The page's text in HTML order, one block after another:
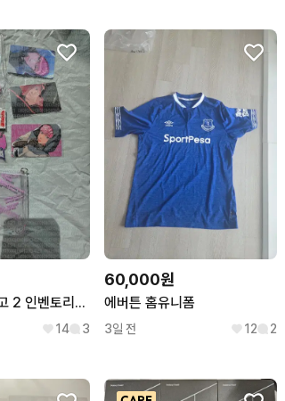
플레이브 칼리고 2 인벤토리[드볼] 앨범
14 3
60,000원
에버튼 홈유니폼
3일 전 12 2